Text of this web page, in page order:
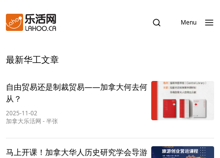
Menu
最新华工文章
自由贸易还是制裁贸易——加拿大何去何
从？
2025-11-02
加拿大乐活网 -半张
马上开课！加拿大华人历史研究学会导游